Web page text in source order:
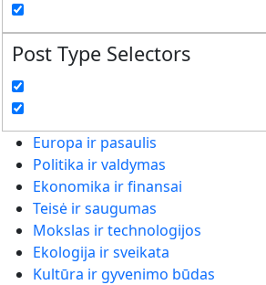
Post Type Selectors
Europa ir pasaulis
Politika ir valdymas
Ekonomika ir finansai
Teisė ir saugumas
Mokslas ir technologijos
Ekologija ir sveikata
Kultūra ir gyvenimo būdas